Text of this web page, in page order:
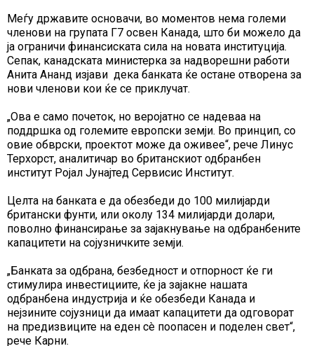
Меѓу државите основачи, во моментов нема големи
членови на групата Г7 освен Канада, што би можело да
ја ограничи финансиската сила на новата институција.
Сепак, канадската министерка за надворешни работи
Анита Ананд изјави дека банката ќе остане отворена за
нови членови кои ќе се приклучат.
„Ова е само почеток, но веројатно се надеваа на
поддршка од големите европски земји. Во принцип, со
овие обврски, проектот може да оживее“, рече Линус
Терхорст, аналитичар во британскиот одбранбен
институт Ројал Јунајтед Сервисис Институт.
Целта на банката е да обезбеди до 100 милијарди
британски фунти, или околу 134 милијарди долари,
поволно финансирање за зајакнување на одбранбените
капацитети на сојузничките земји.
„Банката за одбрана, безбедност и отпорност ќе ги
стимулира инвестициите, ќе ја зајакне нашата
одбранбена индустрија и ќе обезбеди Канада и
нејзините сојузници да имаат капацитети да одговорат
на предизвиците на еден сè поопасен и поделен свет“,
рече Карни.